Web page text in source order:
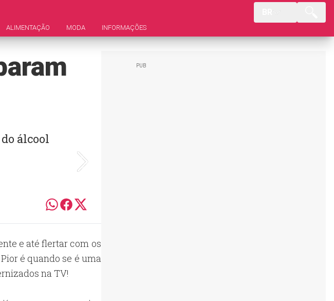
ALIMENTAÇÃO MODA INFORMAÇÕES
álcool
e até flertar com os
é quando se é uma
na TV!